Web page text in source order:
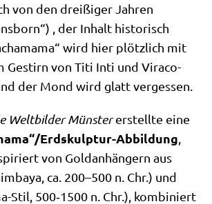
von den drei­ßi­ger Jah­ren
, der Inhalt histo­risch
wird hier plötz­lich mit
Gestirn von Titi Inti und Vira­co­
der Mond wird glatt vergessen.
Welt­bil­der Mün­stererstell­te eine
Erdskulptur-Abbildung
von Gold­an­hän­gern aus
ca. 200–500 n. Chr.) und
Stil, 500‑1500 n. Chr.), kom­bi­niert